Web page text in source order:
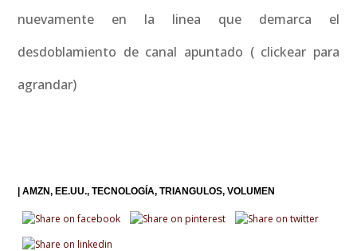
nuevamente en la linea que demarca el
desdoblamiento de canal apuntado ( clickear para
agrandar)
|AMZN EE.UU. TECNOLOGÍA TRIANGULOS VOLUMEN